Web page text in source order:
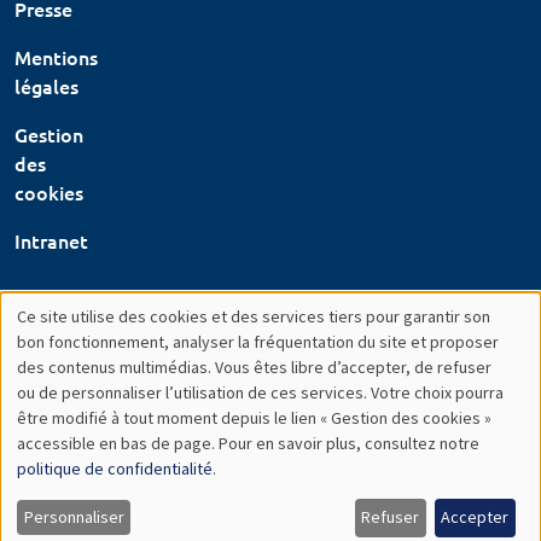
Presse
Mentions
légales
Gestion
des
cookies
Intranet
Utilisation
des
données
personnelles
et
Ce site utilise des cookies et des services tiers pour garantir son
bon fonctionnement, analyser la fréquentation du site et proposer
des contenus multimédias. Vous êtes libre d’accepter, de refuser
ou de personnaliser l’utilisation de ces services. Votre choix pourra
être modifié à tout moment depuis le lien « Gestion des cookies »
accessible en bas de page. Pour en savoir plus, consultez notre
politique de confidentialité.
Personnaliser Refuser Accepter